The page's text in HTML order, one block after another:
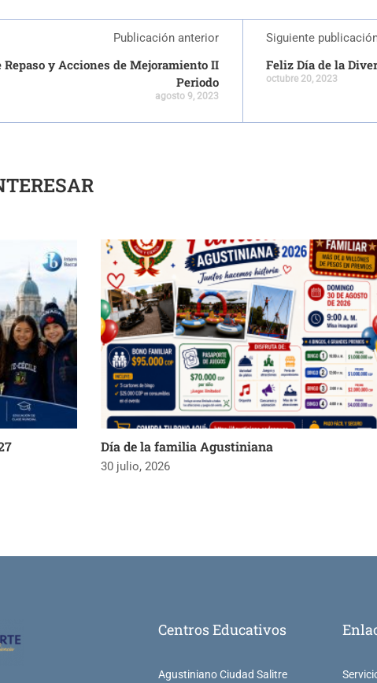
Publicación anterior
Repaso y Acciones de Mejoramiento II
Periodo
agosto 9, 2023
Siguiente
Feliz Día de la
octubre 20, 2023
Día de la familia Agustiniana
30 julio, 2026
Centros Educativos
Agustiniano Ciudad Salitre